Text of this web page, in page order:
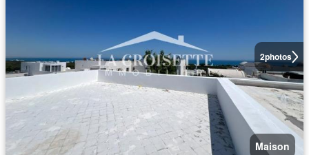
2photos
Maison